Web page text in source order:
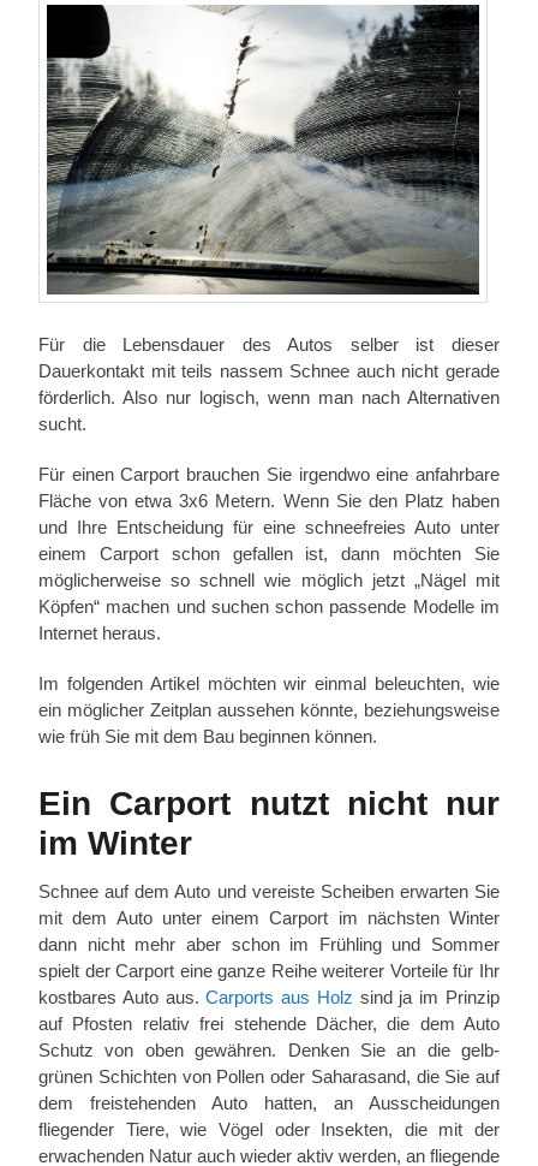
Für die Lebensdauer des Autos selber ist dieser
Dauerkontakt mit teils nassem Schnee auch nicht gerade
förderlich. Also nur logisch, wenn man nach Alternativen
sucht.
Für einen Carport brauchen Sie irgendwo eine anfahrbare
Fläche von etwa 3x6 Metern. Wenn Sie den Platz haben
und Ihre Entscheidung für eine schneefreies Auto unter
einem Carport schon gefallen ist, dann möchten Sie
möglicherweise so schnell wie möglich jetzt „Nägel mit
Köpfen“ machen und suchen schon passende Modelle im
Internet heraus.
Im folgenden Artikel möchten wir einmal beleuchten, wie
ein möglicher Zeitplan aussehen könnte, beziehungsweise
wie früh Sie mit dem Bau beginnen können.
Ein Carport nutzt nicht nur
im Winter
Schnee auf dem Auto und vereiste Scheiben erwarten Sie
mit dem Auto unter einem Carport im nächsten Winter
dann nicht mehr aber schon im Frühling und Sommer
spielt der Carport eine ganze Reihe weiterer Vorteile für Ihr
kostbares Auto aus.Carports aus Holz sind ja im Prinzip
auf Pfosten relativ frei stehende Dächer, die dem Auto
Schutz von oben gewähren. Denken Sie an die gelb-
grünen Schichten von Pollen oder Saharasand, die Sie auf
dem freistehenden Auto hatten, an Ausscheidungen
fliegender Tiere, wie Vögel oder Insekten, die mit der
erwachenden Natur auch wieder aktiv werden, an fliegende